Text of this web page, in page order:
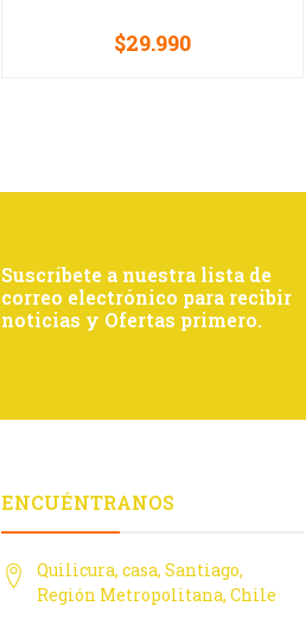
VER OPCIONES
$29.990
Suscríbete a nuestra lista de
correo electrónico para recibir
noticias y Ofertas primero.
ENCUÉNTRANOS
Quilicura, casa, Santiago,
Región Metropolitana, Chile